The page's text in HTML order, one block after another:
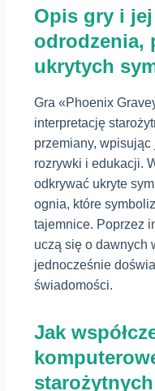
Opis gry i
odrodzenia,
ukrytych
Gra «Phoenix
interpretację
przemiany,
rozrywki i edukacji.
odkrywać ukryte
ognia, które
tajemnice. Poprzez
uczą się o dawnych
jednocześnie
świadomości.
Jak